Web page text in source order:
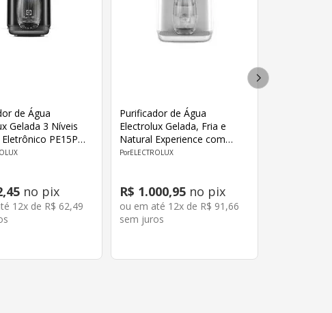
de Água
Gelada 3 Níveis
PE15P
,45 no pix
12x de R$ 62,49
Purificador de Água
Electrolux Gelada, Fria e
Natural Experience com
Compressor PC01B 127V
ELECTROLUX
R$ 1.000,95 no pix
ou em até 12x de R$ 91 ,66
sem juros